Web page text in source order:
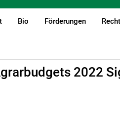
Bio Förderungen
2022